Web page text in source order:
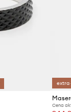
extra
Cena